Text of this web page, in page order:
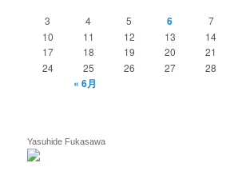
3
4 5 6 7
10
11 12 13 14
17
18 19 20 21
24
25 26 27 28
« 6月
Yasuhide Fukasawa